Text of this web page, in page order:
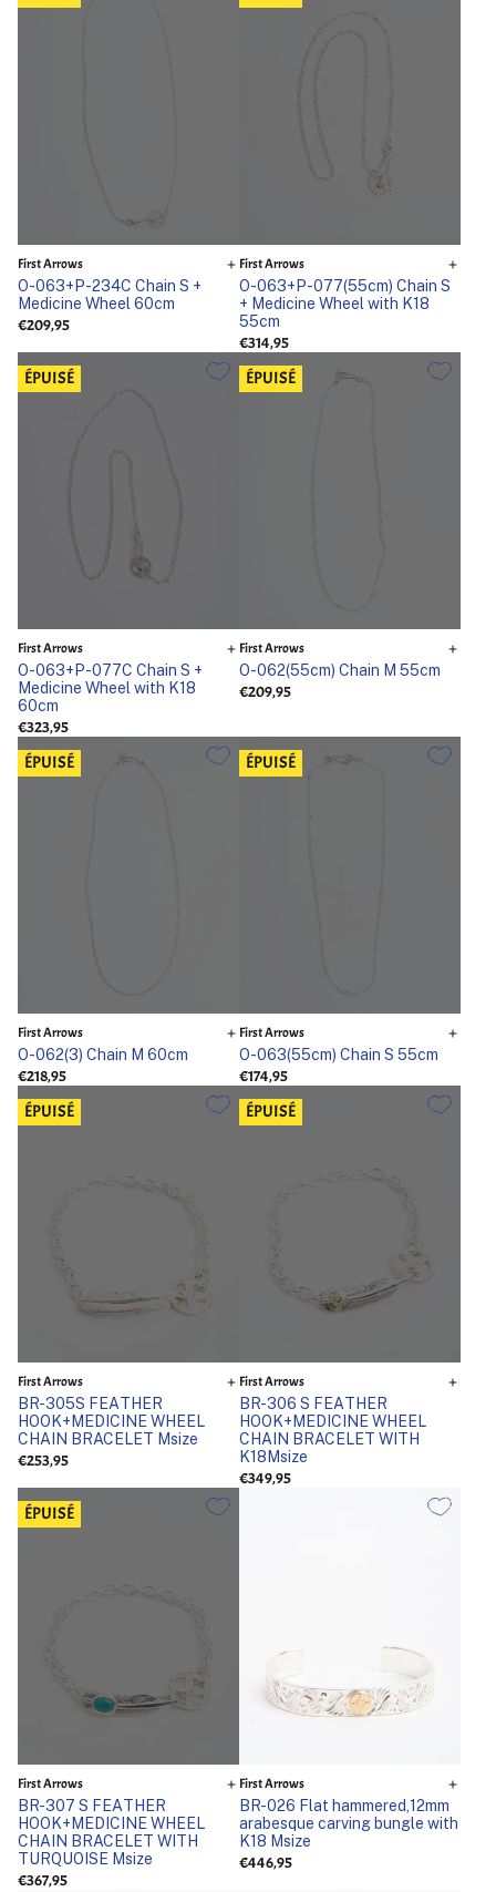
First Arrows
O-063+P-234C Chain S +
Medicine Wheel 60cm
€209,95
First Arrows
O-063+P-077(55cm) Chain S
+ Medicine Wheel with K18
55cm
€314,95
ÉPUISÉ
First Arrows
O-063+P-077C Chain S +
Medicine Wheel with K18
60cm
€323,95
ÉPUISÉ
First Arrows
O-062(55cm) Chain M 55cm
€209,95
ÉPUISÉ
First Arrows
O-062(3) Chain M 60cm
€218,95
ÉPUISÉ
First Arrows
O-063(55cm) Chain S 55cm
€174,95
ÉPUISÉ
First Arrows
BR-305S FEATHER
HOOK+MEDICINE WHEEL
CHAIN BRACELET Msize
€253,95
ÉPUISÉ
First Arrows
BR-306 S FEATHER
HOOK+MEDICINE WHEEL
CHAIN BRACELET WITH
K18Msize
€349,95
ÉPUISÉ
First Arrows
BR-307 S FEATHER
HOOK+MEDICINE WHEEL
CHAIN BRACELET WITH
TURQUOISE Msize
€367,95
First Arrows
BR-026 Flat hammered,12mm
arabesque carving bungle with
K18 Msize
€446,95